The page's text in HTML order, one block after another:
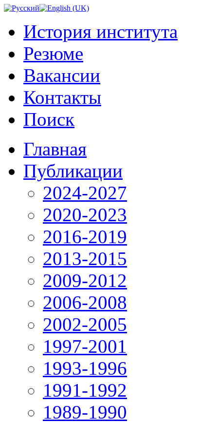
История института
Резюме
Вакансии
Контакты
Поиск
Главная
Публикации
2024-2027
2020-2023
2016-2019
2013-2015
2009-2012
2006-2008
2002-2005
1997-2001
1993-1996
1991-1992
1989-1990